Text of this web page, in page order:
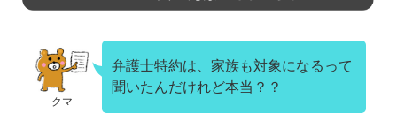
クマ
弁護士特約は、家族も対象になるって
聞いたんだけれど本当？？